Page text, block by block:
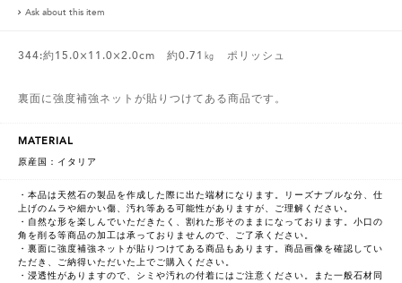
Ask about this item
344:約15.0×11.0×2.0cm 約0.71㎏ ポリッシュ
裏面に強度補強ネットが貼りつけてある商品です。
MATERIAL
原産国：イタリア
・本品は天然石の製品を作成した際に出た端材になります。リーズナブルな分、仕
上げのムラや細かい傷、汚れ等ある可能性がありますが、ご理解ください。
・自然な形を楽しんでいただきたく、割れた形そのままになっております。小口の
角を削る等商品の加工は承っておりませんので、ご了承ください。
・裏面に強度補強ネットが貼りつけてある商品もあります。商品画像を確認してい
ただき、ご納得いただいた上でご購入ください。
・浸透性がありますので、シミや汚れの付着にはご注意ください。また一般石材同